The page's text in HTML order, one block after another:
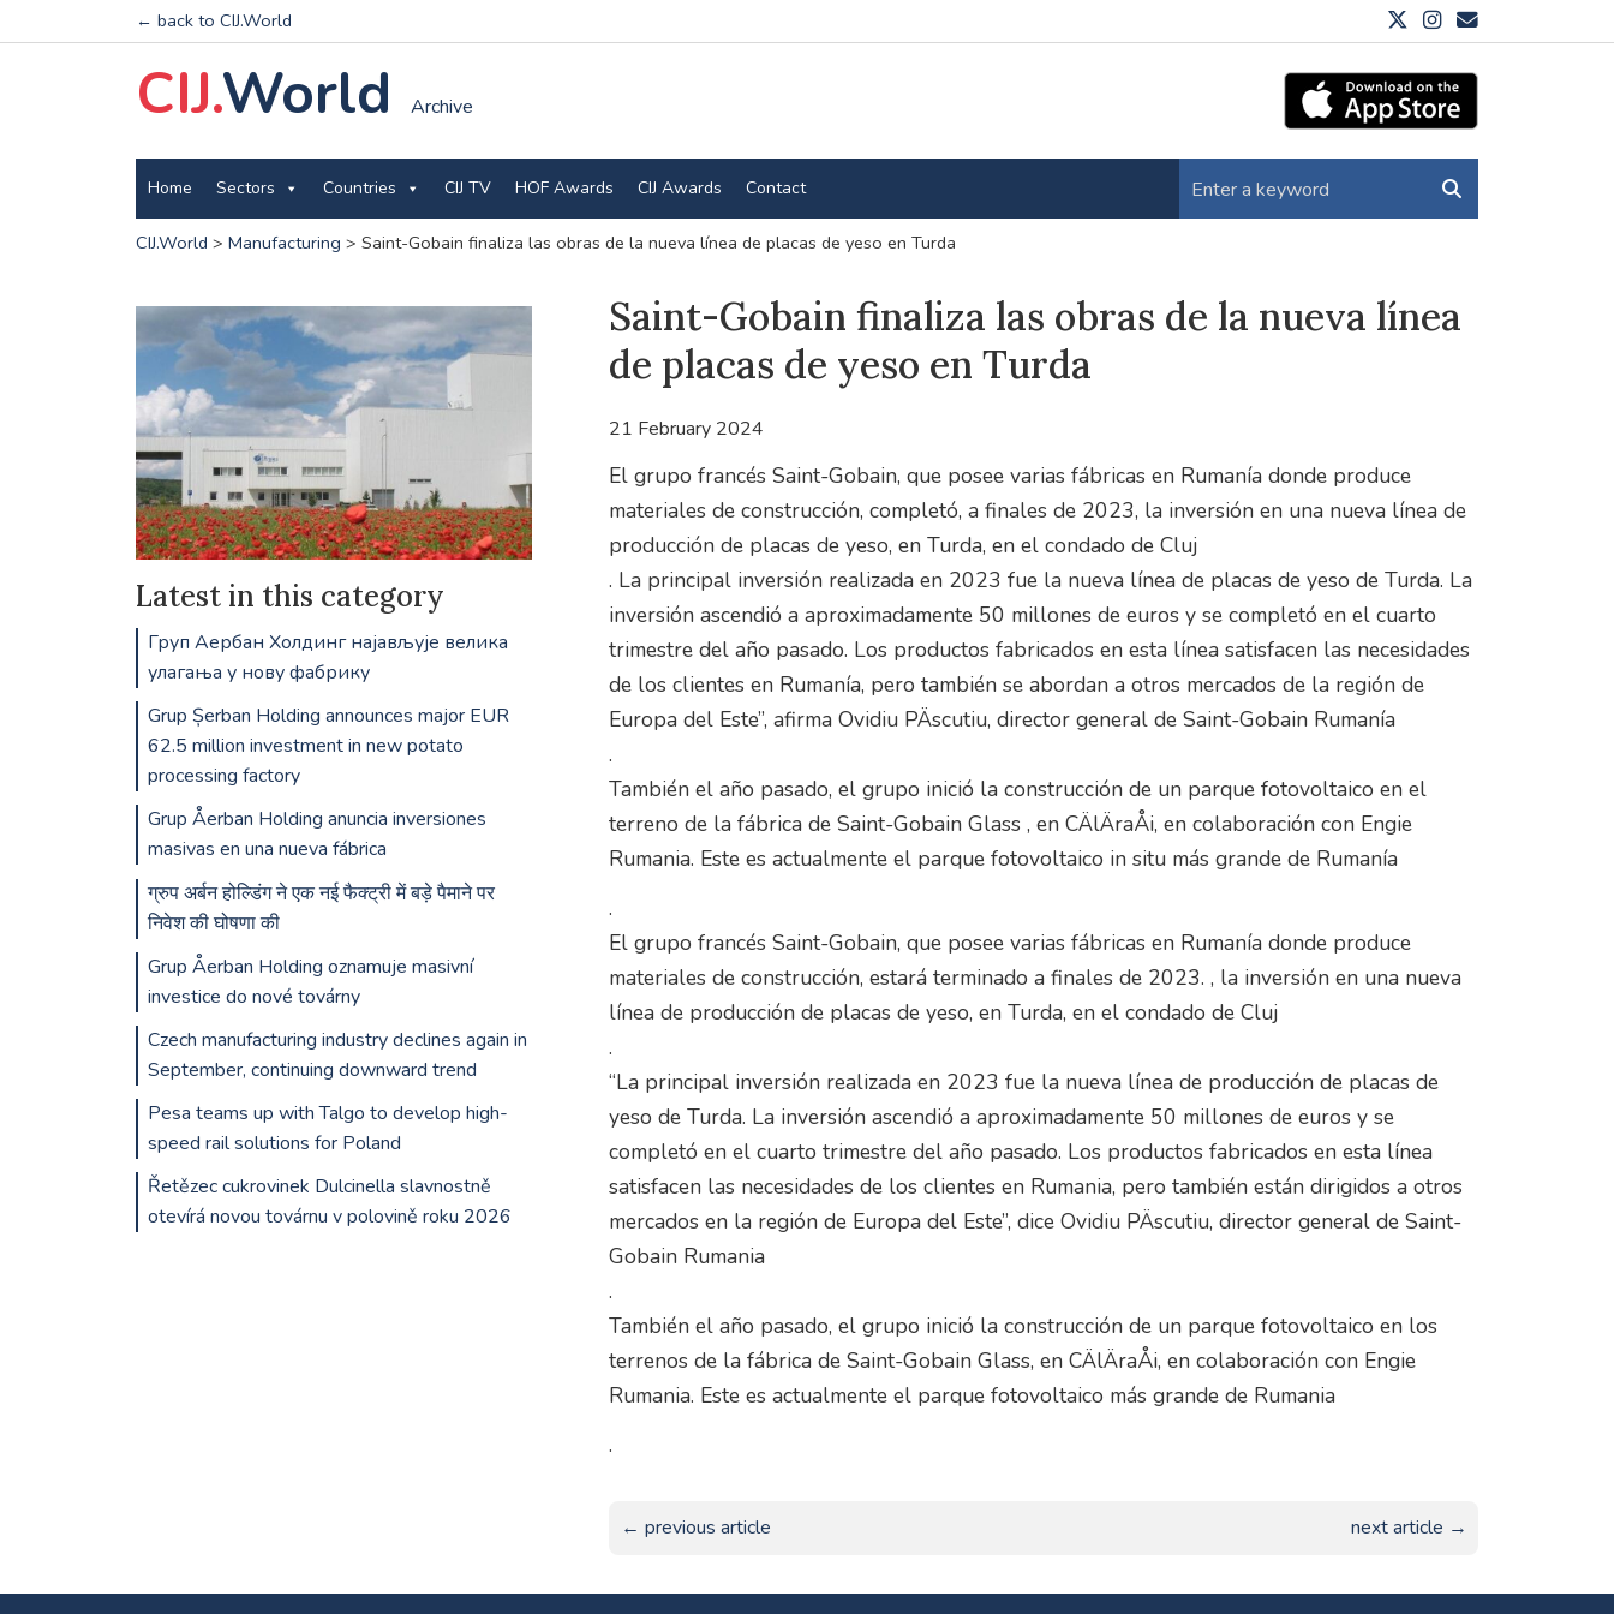
← back to CIJ.World
CIJ.World Archive
Home Sectors Countries CIJ TV HOF Awards CIJ Awards Contact
CIJ.World > Manufacturing > Saint-Gobain finaliza las obras de la nueva línea de placas de yeso en Turda
Saint-Gobain finaliza las obras de la nueva línea
de placas de yeso en Turda
21 February 2024
El grupo francés Saint-Gobain, que posee varias fábricas en Rumanía donde produce
materiales de construcción, completó, a finales de 2023, la inversión en una nueva línea de
producción de placas de yeso, en Turda, en el condado de Cluj
. La principal inversión realizada en 2023 fue la nueva línea de placas de yeso de Turda. La
inversión ascendió a aproximadamente 50 millones de euros y se completó en el cuarto
trimestre del año pasado. Los productos fabricados en esta línea satisfacen las necesidades
de los clientes en Rumanía, pero también se abordan a otros mercados de la región de
Europa del Este”, afirma Ovidiu PÄscutiu, director general de Saint-Gobain Rumanía
.
También el año pasado, el grupo inició la construcción de un parque fotovoltaico en el
terreno de la fábrica de Saint-Gobain Glass , en CÄlÄraÅi, en colaboración con Engie
Rumania. Este es actualmente el parque fotovoltaico in situ más grande de Rumanía
.
El grupo francés Saint-Gobain, que posee varias fábricas en Rumanía donde produce
materiales de construcción, estará terminado a finales de 2023. , la inversión en una nueva
línea de producción de placas de yeso, en Turda, en el condado de Cluj
.
“La principal inversión realizada en 2023 fue la nueva línea de producción de placas de
yeso de Turda. La inversión ascendió a aproximadamente 50 millones de euros y se
completó en el cuarto trimestre del año pasado. Los productos fabricados en esta línea
satisfacen las necesidades de los clientes en Rumania, pero también están dirigidos a otros
mercados en la región de Europa del Este”, dice Ovidiu PÄscutiu, director general de Saint-
Gobain Rumania
.
También el año pasado, el grupo inició la construcción de un parque fotovoltaico en los
terrenos de la fábrica de Saint-Gobain Glass, en CÄlÄraÅi, en colaboración con Engie
Rumania. Este es actualmente el parque fotovoltaico más grande de Rumania
.
← previous article next article →
Latest in this category
Груп Аербан Холдинг најављује велика
улагања у нову фабрику
Grup Șerban Holding announces major EUR
62.5 million investment in new potato
processing factory
Grup Åerban Holding anuncia inversiones
masivas en una nueva fábrica
ग्रुप अर्बन होल्डिंग ने एक नई फैक्ट्री में बड़े पैमाने पर
निवेश की घोषणा की
Grup Åerban Holding oznamuje masivní
investice do nové továrny
Czech manufacturing industry declines again in
September, continuing downward trend
Pesa teams up with Talgo to develop high-
speed rail solutions for Poland
Řetězec cukrovinek Dulcinella slavnostně
otevírá novou továrnu v polovině roku 2026